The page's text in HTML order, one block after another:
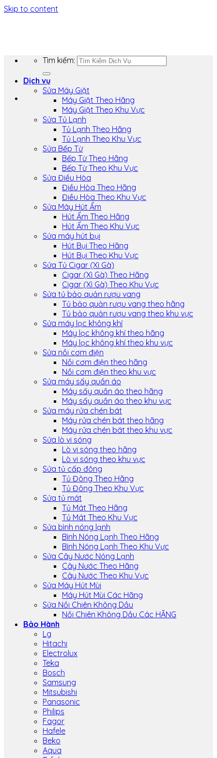
Skip to content
Tìm kiếm:
Dịch vụ
Sửa Máy Giặt
Máy Giặt Theo Hãng
Máy Giặt Theo Khu Vực
Sửa Tủ Lạnh
Tủ Lạnh Theo Hãng
Tủ Lạnh Theo Khu Vực
Sửa Bếp Từ
Bếp Từ Theo Hãng
Bếp Từ Theo Khu Vực
Sửa Điều Hòa
Điều Hòa Theo Hãng
Điều Hòa Theo Khu Vực
Sửa Máy Hút Ẩm
Hút Ẩm Theo Hãng
Hút Ẩm Theo Khu Vực
Sửa máy hút bụi
Hút Bụi Theo Hãng
Hút Bụi Theo Khu Vực
Sửa Tủ Cigar (Xì Gà)
Cigar (Xì Gà) Theo Hãng
Cigar (Xì Gà) Theo Khu Vực
Sửa tủ bảo quản rượu vang
Tủ bảo quản rượu vang theo hãng
Tủ bảo quản rượu vang theo khu vực
Sửa máy lọc không khí
Máy lọc không khí theo hãng
Máy lọc không khí theo khu vực
Sửa nồi cơm điện
Nồi cơm điện theo hãng
Nồi cơm điện theo khu vực
Sửa máy sấy quần áo
Máy sấy quần áo theo hãng
Máy sấy quần áo theo khu vực
Sửa máy rửa chén bát
Máy rửa chén bát theo hãng
Máy rửa chén bát theo khu vực
Sửa lò vi sóng
Lò vi sóng theo hãng
Lò vi sóng theo khu vực
Sửa tủ cấp đông
Tủ Đông Theo Hãng
Tủ Đông Theo Khu Vực
Sửa tủ mát
Tủ Mát Theo Hãng
Tủ Mát Theo Khu Vực
Sửa bình nóng lạnh
Bình Nóng Lạnh Theo Hãng
Bình Nóng Lạnh Theo Khu Vực
Sửa Cây Nước Nóng Lạnh
Cây Nước Theo Hãng
Cây Nước Theo Khu Vực
Sửa Máy Hút Mùi
Máy Hút Mùi Các Hãng
Sửa Nồi Chiên Không Dầu
Nồi Chiên Không Dầu Các HÃNG
Bảo Hành
Lg
Hitachi
Electrolux
Teka
Bosch
Samsung
Mitsubishi
Panasonic
Philips
Fagor
Hafele
Beko
Aqua